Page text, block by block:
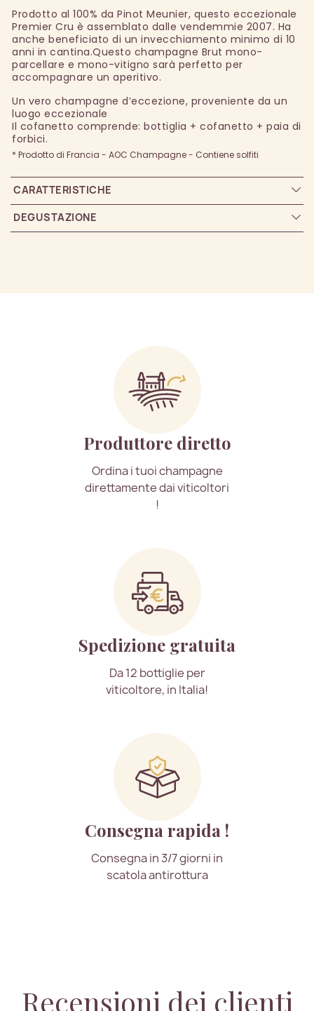
Prodotto al 100% da Pinot Meunier, questo eccezionale
Premier Cru è assemblato dalle vendemmie 2007. Ha
anche beneficiato di un invecchiamento minimo di 10
anni in cantina.Questo champagne Brut mono-
parcellare e mono-vitigno sarà perfetto per
accompagnare un aperitivo.
Un vero champagne d’eccezione, proveniente da un
luogo eccezionale
Il cofanetto comprende: bottiglia + cofanetto + paia di
forbici.
* Prodotto di Francia - AOC Champagne - Contiene solfiti
CARATTERISTICHE
DEGUSTAZIONE
Produttore diretto
Ordina i tuoi champagne
direttamente dai viticoltori
!
Spedizione gratuita
Da 12 bottiglie per
viticoltore, in Italia!
Consegna rapida !
Consegna in 3/7 giorni in
scatola antirottura
Recensioni dei clienti